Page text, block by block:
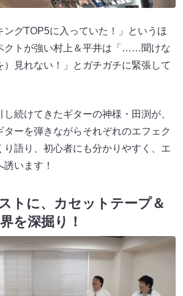
ングTOP5に入っていた！」というほ
クトが強い村上＆平井は「……聞けな
見れない！」とガチガチに緊張して
し続けてきたギターの神様・田渕が、
ーを弾きながらそれぞれのエフェク
り語り、初心者にも分かりやすく、エ
います！
トに、カセットテープ＆
を深掘り！